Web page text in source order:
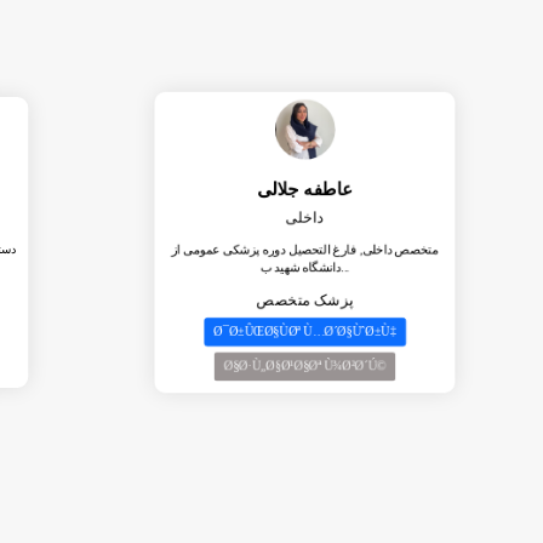
عاطفه جلالی
داخلی
متخصص داخلی, فارغ التحصیل دوره پزشکی عمومی از
دانشگاه شهید ب...
پزشک متخصص
Ø¯Ø±ÛŒØ§ÙØª Ù…Ø´Ø§ÙˆØ±Ù‡
Ø§Ø·Ù„Ø§Ø¹Ø§Øª Ù¾Ø²Ø´Ú©